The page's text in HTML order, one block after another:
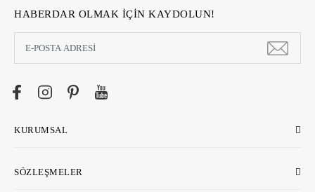
HABERDAR OLMAK İÇİN KAYDOLUN!
KURUMSAL
SÖZLEŞMELER